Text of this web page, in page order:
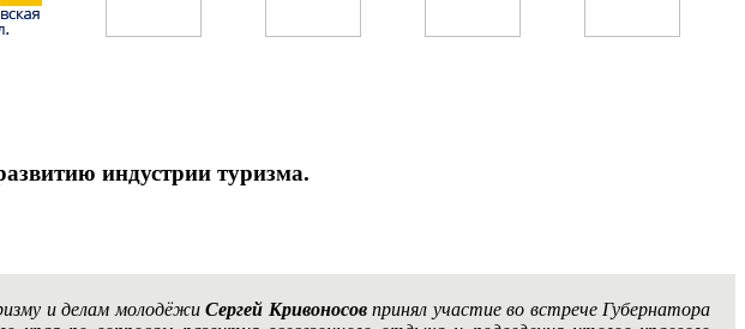
индустрии туризма.
и делам молодёжиСергей Кривоносовпринял участие во встрече Губернатора